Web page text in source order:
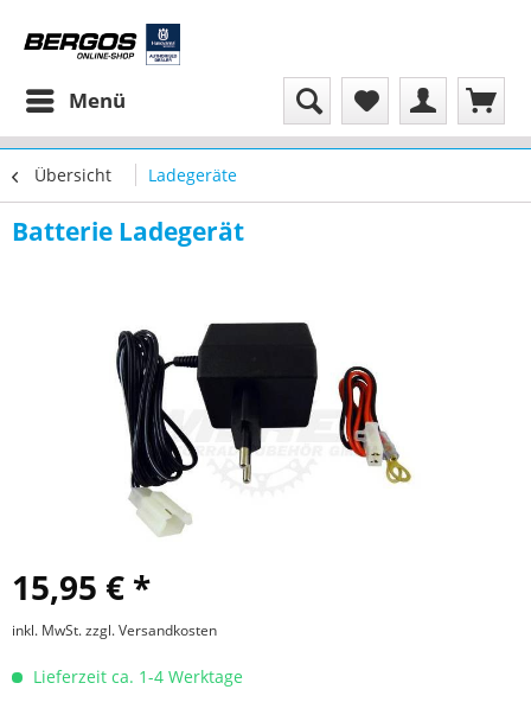
Menü
Übersicht Ladegeräte
Batterie Ladegerät
15,95 € *
inkl. MwSt.zzgl. Versandkosten
Lieferzeit ca. 1-4 Werktage